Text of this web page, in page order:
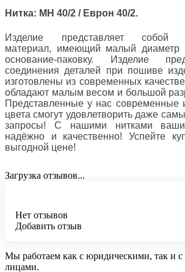
Нитка: МН 40/2 / Еврон 40/2.
Изделие представляет собой
материал, имеющий малый диаметр
основание-паковку. Изделие
соединения деталей при пошиве
изготовлены из современных
обладают малым весом и большой
Представленные у нас современные
цвета смогут удовлетворить даже
запросы! С нашими нитками
надёжно и качественно! Успейте
выгодной цене!
Загрузка отзывов...
Нет отзывов
Добавить отзыв
Мы работаем как с юридическими, так и
лицами.